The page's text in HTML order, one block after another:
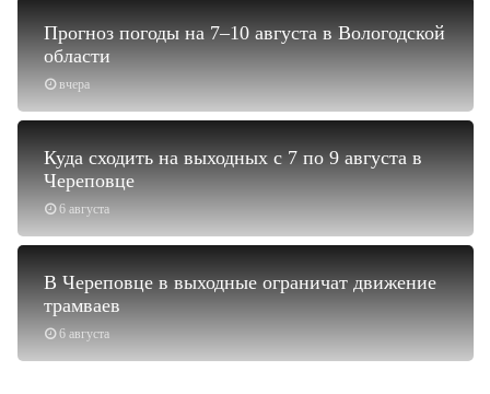
вчера
Прогноз погоды на 7–10 августа в Вологодской
области
6 августа
Куда сходить на выходных с 7 по 9 августа в
Череповце
6 августа
В Череповце в выходные ограничат движение
трамваев